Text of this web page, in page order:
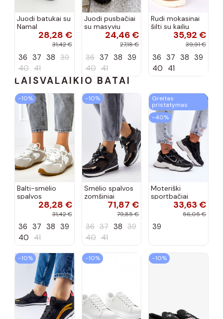
Juodi batukai su
Namal
dekoracija28,28 €
31,42 €
36 37 38 39
40 41
Juodi pusbačiai
su masyviu
padu Teska24,46 €
27,18 €
36 37 38 39
40 41
Rudi mokasinai
šilti su kailiu
35,92 €
39,91 €
36 37 38 39
40 41
LAISVALAIKIO BATAI
−10%
Balti-smėlio
spalvos
sportiniai
Casey
28,28 €
31,42 €
36 37 38 39
40 41
−10%
Smėlio spalvos
zomšiniai
sportiniai
bateliai, „Karino"
71,87 €
79,85 €
36 37 38 39
40 41
Greitas
pristatymas
−40%
Moteriški
sportbačiai
juodos spalvos
33,63 €
56,05 €
39
−10% −10% −10%